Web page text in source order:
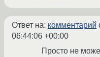
Ответ на: комментарий
06:44:06 +00:00
Просто не